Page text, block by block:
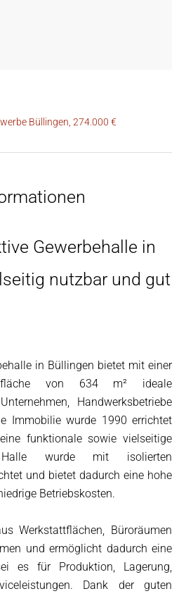
Büllingen, 274.000 €
Gewerbehalle in
nutzbar und gut
in Büllingen bietet mit einer
von 634 m² ideale
Handwerksbetriebe
Immobilie wurde 1990 errichtet
funktionale sowie vielseitige
Halle wurde mit isolierten
und bietet dadurch eine hohe
Betriebskosten.
Werkstattflächen, Büroräumen
und ermöglicht dadurch eine
es für Produktion, Lagerung,
Dank der guten